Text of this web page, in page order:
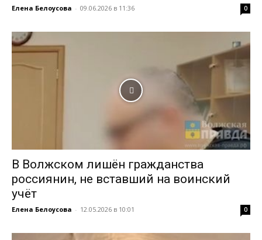
Елена Белоусова - 09.06.2026 в 11:36 0
В Волжском лишён гражданства
россиянин, не вставший на воинский
учёт
Елена Белоусова - 12.05.2026 в 10:01 0